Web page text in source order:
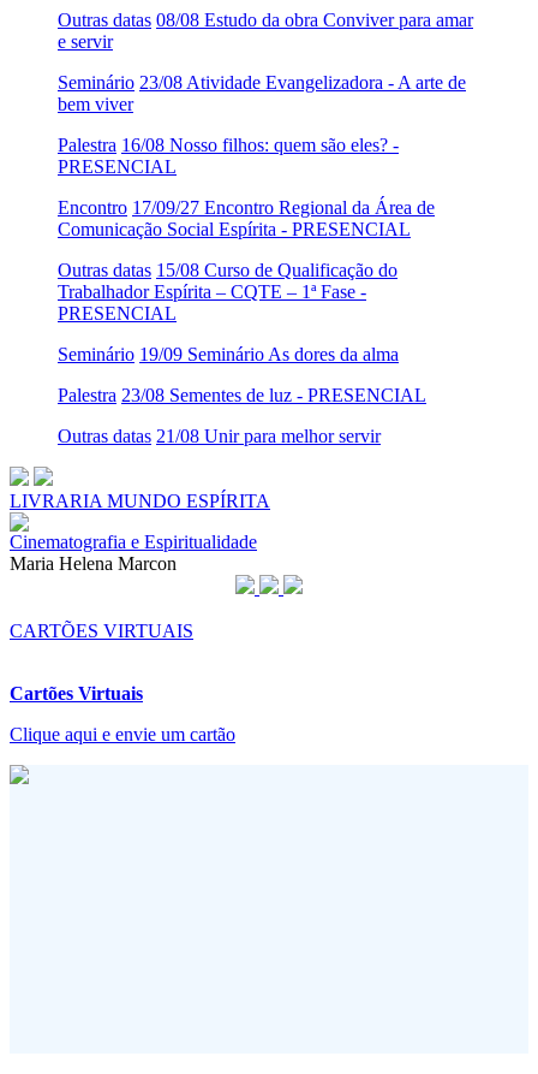
Outras datas 08/08 Estudo da obra Conviver para amar
e servir
Seminário 23/08 Atividade Evangelizadora - A arte de
bem viver
Palestra 16/08 Nosso filhos: quem são eles? -
PRESENCIAL
Encontro 17/09/27 Encontro Regional da Área de
Comunicação Social Espírita - PRESENCIAL
Outras datas 15/08 Curso de Qualificação do
Trabalhador Espírita – CQTE – 1ª Fase -
PRESENCIAL
Seminário 19/09 Seminário As dores da alma
Palestra 23/08 Sementes de luz - PRESENCIAL
Outras datas 21/08 Unir para melhor servir
LIVRARIA MUNDO ESPÍRITA
Cinematografia e Espiritualidade
Maria Helena Marcon
CARTÕES VIRTUAIS
Cartões Virtuais
Clique aqui e envie um cartão